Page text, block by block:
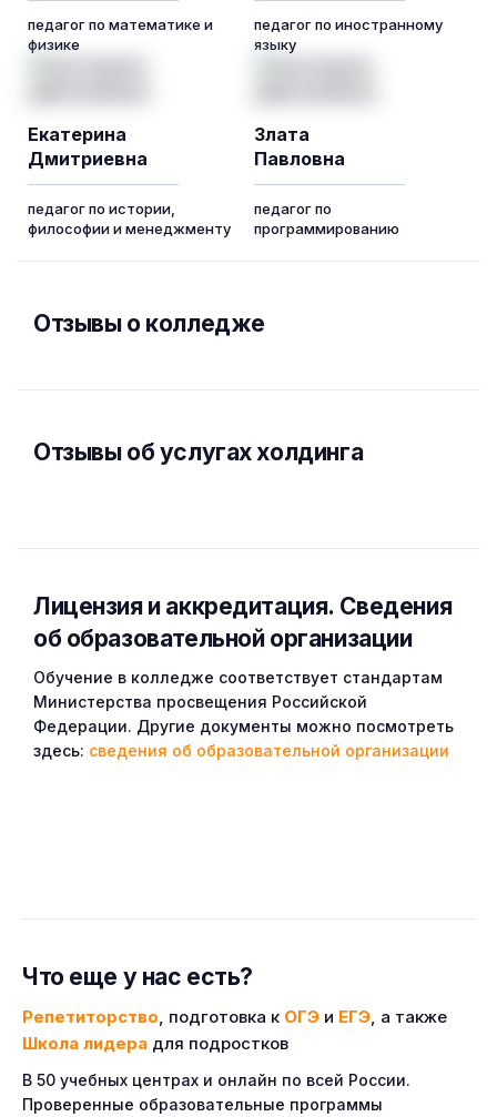
педагог по математике и
физике
педагог по иностранному
языку
Екатерина
Дмитриевна
педагог по истории,
философии и менеджменту
Злата
Павловна
педагог по
программированию
Отзывы о колледже
Отзывы об услугах холдинга
Лицензия и аккредитация. Cведения
об образовательной организации
Обучение в колледже соответствует стандартам
Министерства просвещения Российской
Федерации. Другие документы можно посмотреть
здесь: сведения об образовательной организации
Что еще у нас есть?
Репетиторство, подготовка к ОГЭ и ЕГЭ, а также
Школа лидера для подростков
В 50 учебных центрах и онлайн по всей России.
Проверенные образовательные программы